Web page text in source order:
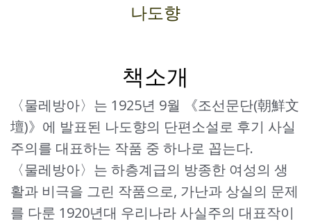
나도향
책소개
〈물레방아〉는 1925년 9월 《조선문단(朝鮮文
壇)》에 발표된 나도향의 단편소설로 후기 사실
주의를 대표하는 작품 중 하나로 꼽는다.
〈물레방아〉는 하층계급의 방종한 여성의 생
활과 비극을 그린 작품으로, 가난과 상실의 문제
를 다룬 1920년대 우리나라 사실주의 대표작이